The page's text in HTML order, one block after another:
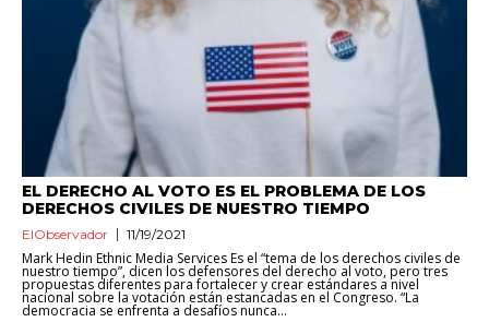
EL DERECHO AL VOTO ES EL PROBLEMA DE LOS
DERECHOS CIVILES DE NUESTRO TIEMPO
ElObservador 11/19/2021
Mark Hedin Ethnic Media Services Es el “tema de los derechos civiles de
nuestro tiempo”, dicen los defensores del derecho al voto, pero tres
propuestas diferentes para fortalecer y crear estándares a nivel
nacional sobre la votación están estancadas en el Congreso. “La
democracia se enfrenta a desafíos nunca...